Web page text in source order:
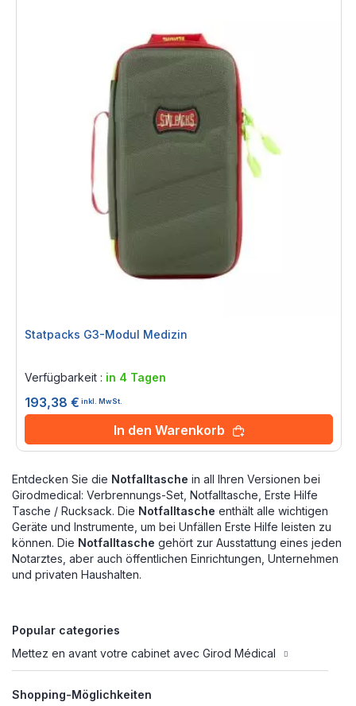
Statpacks G3-Modul Medizin
Verfügbarkeit : in 4 Tagen
193,38 € inkl. MwSt.
In den Warenkorb
Entdecken Sie die Notfalltasche in all Ihren Versionen bei
Girodmedical: Verbrennungs-Set, Notfalltasche, Erste Hilfe
Tasche / Rucksack. Die Notfalltasche enthält alle wichtigen
Geräte und Instrumente, um bei Unfällen Erste Hilfe leisten zu
können. Die Notfalltasche gehört zur Ausstattung eines jeden
Notarztes, aber auch öffentlichen Einrichtungen, Unternehmen
und privaten Haushalten.
Popular categories
Mettez en avant votre cabinet avec Girod Médical
Shopping-Möglichkeiten